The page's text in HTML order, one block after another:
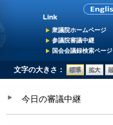
衆議院ホームページ
参議院審議中継
国会会議録検索ページ
文字の大きさ：
今日の審議中継